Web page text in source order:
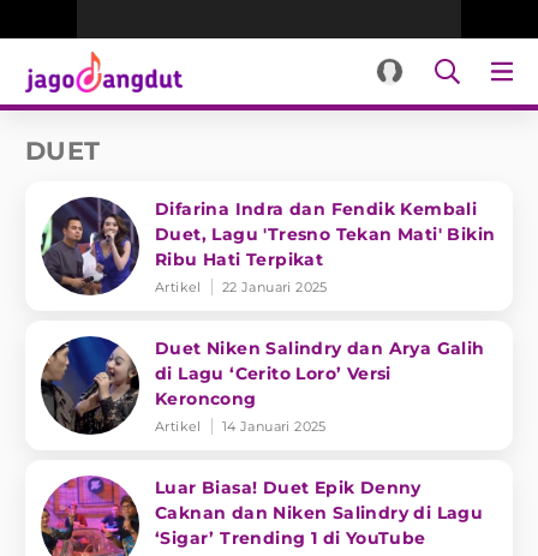
DUET
Difarina Indra dan Fendik Kembali
Duet, Lagu 'Tresno Tekan Mati' Bikin
Ribu Hati Terpikat
Artikel 22 Januari 2025
Duet Niken Salindry dan Arya Galih
di Lagu ‘Cerito Loro’ Versi
Keroncong
Artikel 14 Januari 2025
Luar Biasa! Duet Epik Denny
Caknan dan Niken Salindry di Lagu
‘Sigar’ Trending 1 di YouTube